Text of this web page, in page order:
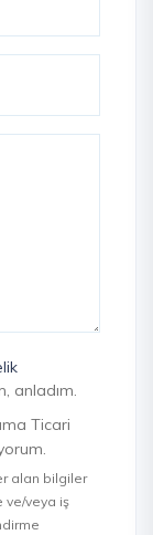
anladım.
Ticari
alan bilgiler
ve/veya iş